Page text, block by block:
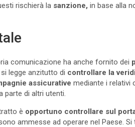
rischierà la sanzione, in base alla
comunicazione ha anche fornito dei
legge anzitutto di controllare la
assicurative mediante i relativi
parte di altri utenti.
è opportuno controllare sul
ammesse ad operare nel Paese. Si